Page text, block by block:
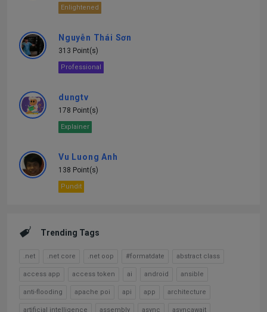
Enlightened
Nguyễn Thái Sơn
313 Point(s)
Professional
dungtv
178 Point(s)
Explainer
Vu Luong Anh
138 Point(s)
Pundit
Trending Tags
.net .net core .net oop #formatdate abstract class
access app access token ai android ansible
anti-flooding apache poi api app architecture
artificial intelligence assembly async asyncawait